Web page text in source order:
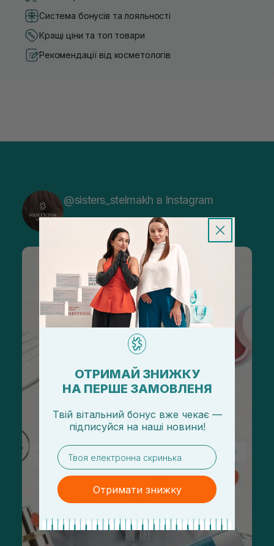
Система бонусів та лояльності
Кращі ціни та топ товари
Рекомендації від косметологів
@sisters_stelmakh в Instagram
ОТРИМАЙ ЗНИЖКУ
НА ПЕРШЕ ЗАМОВЛЕНЯ
Твій вітальний бонус вже чекає —
підписуйся на наші новини!
email
Отримати знижку